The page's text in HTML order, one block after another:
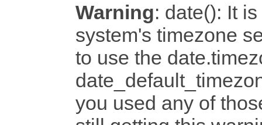
Warning: date(): It
system's timezone
to use the
you used any of